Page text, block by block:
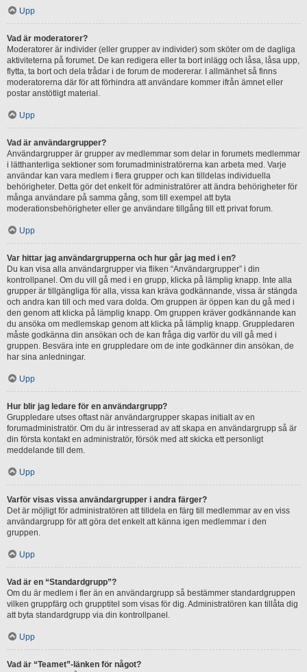
Upp
Vad är moderatorer?
Moderatorer är individer (eller grupper av individer) som sköter om de dagliga
aktiviteterna på forumet. De kan redigera eller ta bort inlägg och låsa, låsa upp,
flytta, ta bort och dela trådar i de forum de modererar. I allmänhet så finns
moderatorerna där för att förhindra att användare kommer ifrån ämnet eller
postar anstötligt material.
Upp
Vad är användargrupper?
Användargrupper är grupper av medlemmar som delar in forumets medlemmar
i lätthanterliga sektioner som forumadministratörerna kan arbeta med. Varje
användar kan vara medlem i flera grupper och kan tilldelas individuella
behörigheter. Detta gör det enkelt för administratörer att ändra behörigheter för
många användare på samma gång, som till exempel att byta
moderationsbehörigheter eller ge användare tillgång till ett privat forum.
Upp
Var hittar jag användargrupperna och hur går jag med i en?
Du kan visa alla användargrupper via fliken “Användargrupper” i din
kontrollpanel. Om du vill gå med i en grupp, klicka på lämplig knapp. Inte alla
grupper är tillgängliga för alla, vissa kan kräva godkännande, vissa är stängda
och andra kan till och med vara dolda. Om gruppen är öppen kan du gå med i
den genom att klicka på lämplig knapp. Om gruppen kräver godkännande kan
du ansöka om medlemskap genom att klicka på lämplig knapp. Gruppledaren
måste godkänna din ansökan och de kan fråga dig varför du vill gå med i
gruppen. Besvära inte en gruppledare om de inte godkänner din ansökan, de
har sina anledningar.
Upp
Hur blir jag ledare för en användargrupp?
Gruppledare utses oftast när användargrupper skapas initialt av en
forumadministratör. Om du är intresserad av att skapa en användargrupp så är
din första kontakt en administratör, försök med att skicka ett personligt
meddelande till dem.
Upp
Varför visas vissa användargrupper i andra färger?
Det är möjligt för administratören att tilldela en färg till medlemmar av en viss
användargrupp för att göra det enkelt att känna igen medlemmar i den
gruppen.
Upp
Vad är en “Standardgrupp”?
Om du är medlem i fler än en användargrupp så bestämmer standardgruppen
vilken gruppfärg och grupptitel som visas för dig. Administratören kan tillåta dig
att byta standardgrupp via din kontrollpanel.
Upp
Vad är “Teamet”-länken för något?